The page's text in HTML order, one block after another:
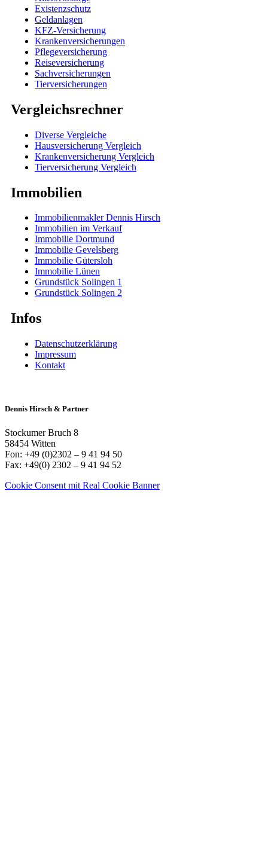
Existenzschutz
Geldanlagen
KFZ-Versicherung
Krankenversicherungen
Pflegeversicherung
Reiseversicherung
Sachversicherungen
Tierversicherungen
Vergleichsrechner
Diverse Vergleiche
Hausversicherung Vergleich
Krankenversicherung Vergleich
Tierversicherung Vergleich
Immobilien
Immobilienmakler Dennis Hirsch
Immobilien im Verkauf
Immobilie Dortmund
Immobilie Gevelsberg
Immobilie Gütersloh
Immobilie Lünen
Grundstück Solingen 1
Grundstück Solingen 2
Infos
Datenschutzerklärung
Impressum
Kontakt
Dennis Hirsch & Partner
Stockumer Bruch 8
58454 Witten
Fon: +49 (0)2302 – 9 41 94 50
Fax: +49(0) 2302 – 9 41 94 52
Cookie Consent mit Real Cookie Banner